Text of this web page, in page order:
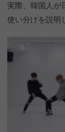
実際、韓国人が
使い分けを説明